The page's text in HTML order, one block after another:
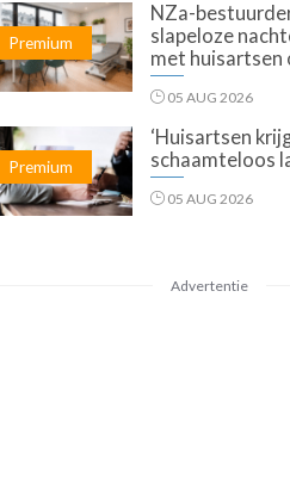
Premium
NZa-
slapeloze
met huisartsen
05 AUG 2026
Premium
‘Huisartsen
schaamteloos
05 AUG 2026
Advertentie